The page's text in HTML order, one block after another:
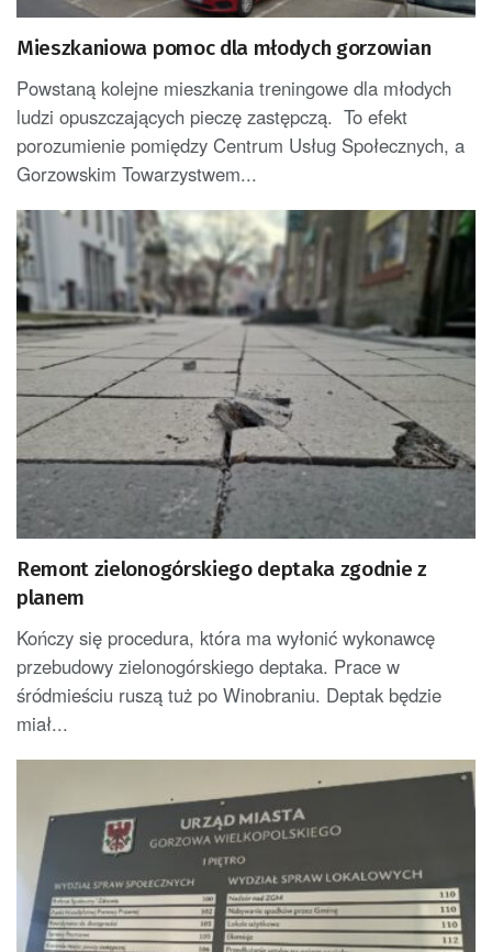
Mieszkaniowa pomoc dla młodych gorzowian
Powstaną kolejne mieszkania treningowe dla młodych
ludzi opuszczających pieczę zastępczą. To efekt
porozumienie pomiędzy Centrum Usług Społecznych, a
Gorzowskim Towarzystwem...
Remont zielonogórskiego deptaka zgodnie z
planem
Kończy się procedura, która ma wyłonić wykonawcę
przebudowy zielonogórskiego deptaka. Prace w
śródmieściu ruszą tuż po Winobraniu. Deptak będzie
miał...